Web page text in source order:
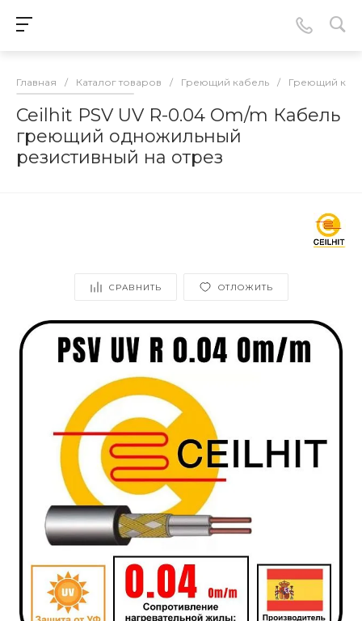
Главная / Каталог товаров / Греющий кабель / Греющий
Ceilhit PSV UV R-0.04 Om/m Кабель
греющий одножильный
резистивный на отрез
СРАВНИТЬ ОТЛОЖИТЬ